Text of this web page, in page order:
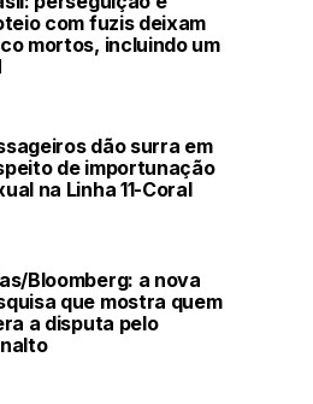
com fuzis deixam
mortos, incluindo um
dão surra em
de importunação
na Linha 11-Coral
Bloomberg: a nova
que mostra quem
a disputa pelo